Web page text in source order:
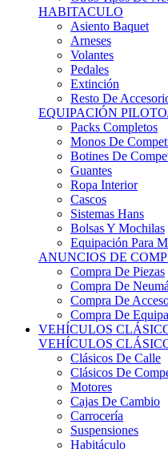
HABITACULO
Asiento Baquet
Arneses
Volantes
Pedales
Extinción
Resto De
EQUIPACIÓN
Packs Completos
Monos De
Botines De
Guantes
Ropa Interior
Cascos
Sistemas Hans
Bolsas Y Mochilas
Equipación Para
ANUNCIOS DE
Compra De Piezas
Compra De
Compra De
Compra De
VEHÍCULOS
VEHÍCULOS
Clásicos De Calle
Clásicos De
Motores
Cajas De Cambio
Carrocería
Suspensiones
Habitáculo